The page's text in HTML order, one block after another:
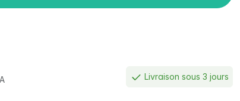
Livraison sous 3 jours